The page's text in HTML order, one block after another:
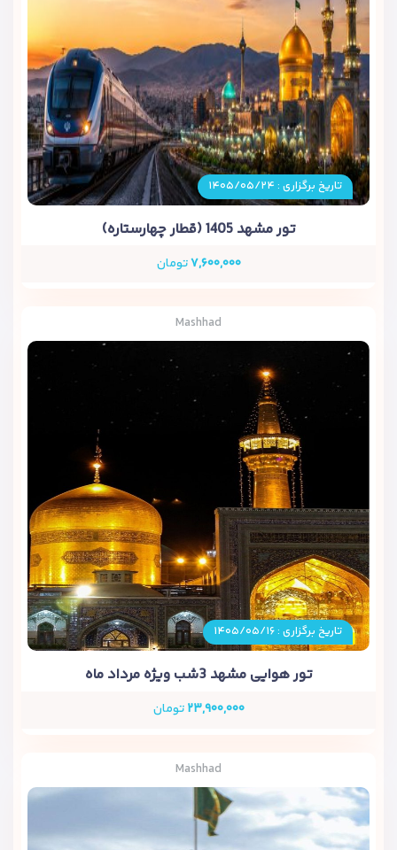
تاریخ برگزاری : ۱۴۰۵/۰۵/۲۴
تور مشهد 1405 (قطار چهارستاره)
۷,۶۰۰,۰۰۰تومان
Mashhad
تاریخ برگزاری : ۱۴۰۵/۰۵/۱۶
تور هوایی مشهد 3شب ویژه مرداد ماه
۲۳,۹۰۰,۰۰۰تومان
Mashhad